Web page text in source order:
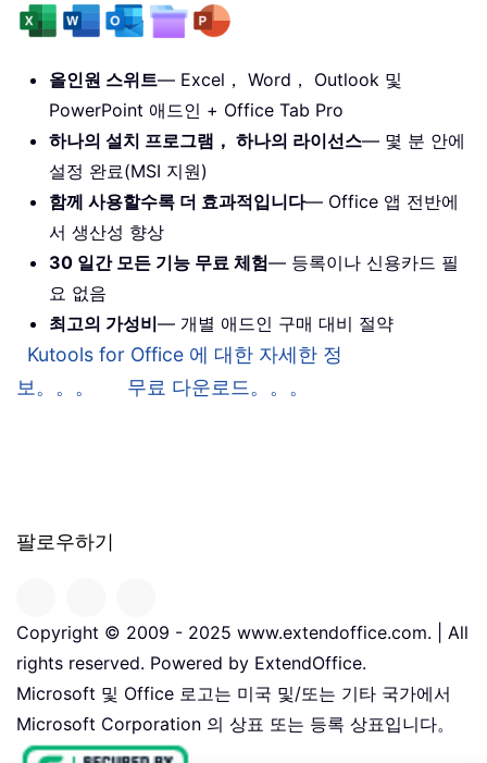
올인원 스위트— Excel， Word， Outlook 및
PowerPoint 애드인 + Office Tab Pro
하나의 설치 프로그램， 하나의 라이선스— 몇 분 안에
설정 완료(MSI 지원)
함께 사용할수록 더 효과적입니다— Office 앱 전반에
서 생산성 향상
30 일간 모든 기능 무료 체험— 등록이나 신용카드 필
요 없음
최고의 가성비— 개별 애드인 구매 대비 절약
Kutools for Office 에 대한 자세한 정
보。。。
무료 다운로드。。。
팔로우하기
Copyright © 2009 - 2025 www.extendoffice.com. | All
rights reserved. Powered by ExtendOffice.
Microsoft 및 Office 로고는 미국 및/또는 기타 국가에서
Microsoft Corporation 의 상표 또는 등록 상표입니다。